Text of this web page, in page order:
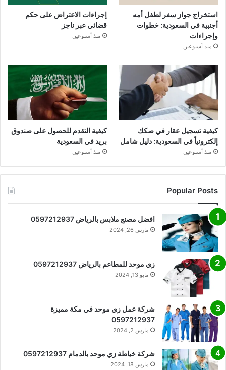
استخراج جواز سفر لطفل أمه
أجنبية في السعودية: خطوات
وإجراءات
منذ أسبوعين
إجراءات الاعتراض على حكم
قضائي عبر ناجز
منذ أسبوعين
كيفية تسجيل عقار في صكك
إلكترونياً في السعودية: دليل شامل
منذ أسبوعين
كيفية التقدم للحصول على صندوق
بريد في السعودية
منذ أسبوعين
Popular Posts
افضل مصنع ملابس بالرياض 0597212937
مارس 26, 2024
زي موحد للمطاعم بالرياض 0597212937
مايو 13, 2024
شركة عمل زي موحد في مكة مميزة
0597212937
مارس 2, 2024
شركة خياطة زي موحد بالدمام 0597212937
مارس 18, 2024